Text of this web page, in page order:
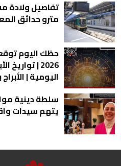
تفاصيل ولادة
مترو حدائق
2026 | تواريخ
اليومية |
سلطة دينية
يتهم سيدات